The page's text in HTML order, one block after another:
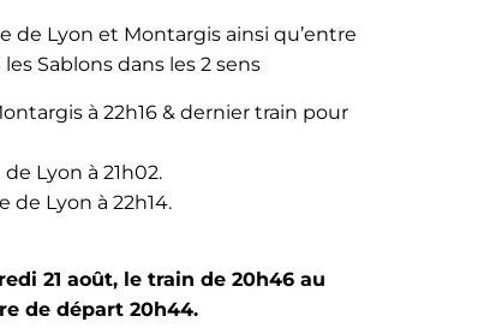
de Lyon et Montargis ainsi qu’entre
Sablons dans les 2 sens
à 22h16 & dernier train pour
Lyon à 21h02.
de Lyon à 22h14.
21 août, le train de 20h46 au
de départ 20h44.